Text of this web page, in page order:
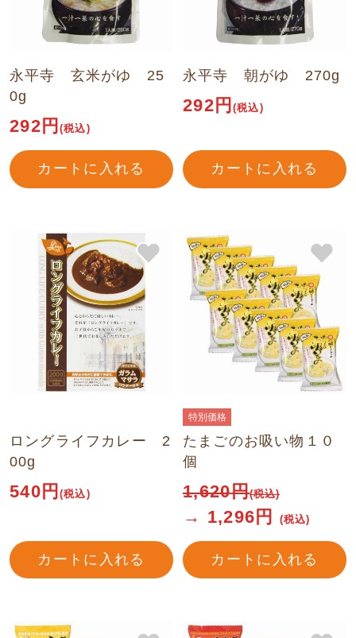
永平寺 玄米がゆ 25
0g
292円(税込)
カートに入れる
永平寺 朝がゆ 270g
292円(税込)
カートに入れる
ロングライフカレー 2
00g
540円(税込)
カートに入れる
特別価格
たまごのお吸い物１０
個
1,620円(税込)
→ 1,296 円(税込)
カートに入れる